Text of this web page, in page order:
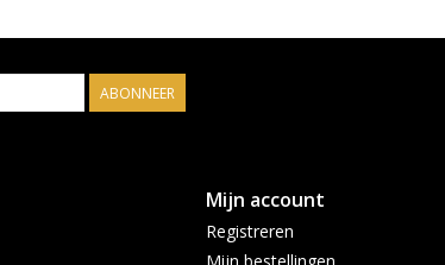
De whisky heeft een mooi zacht
gingerbread, kerstcake en een kleine hint
zacht met tonen van honing en hele lichte
Distilleerderij
ABONNEER
Mijn account
Registreren